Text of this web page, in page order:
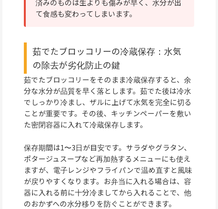
済みのものは生よりも傷みが早く、水分が出
て食感も変わってしまいます。
茹でたブロッコリーの冷蔵保存：水気
の除去が劣化防止の鍵
茹でたブロッコリーをそのまま冷蔵保存すると、余
分な水分が品質を早く落とします。茹でた後は冷水
でしっかり冷まし、ザルに上げて水気を完全に切る
ことが重要です。その後、キッチンペーパーを敷い
た密閉容器に入れて冷蔵保存します。
保存期間は1〜3日が目安です。サラダやグラタン、
ポタージュスープなど再加熱するメニューにも使え
ますが、電子レンジやフライパンで温め直すと風味
が戻りやすくなります。お弁当に入れる場合は、容
器に入れる前に十分冷ましてから入れることで、他
のおかずへの水分移りを防ぐことができます。